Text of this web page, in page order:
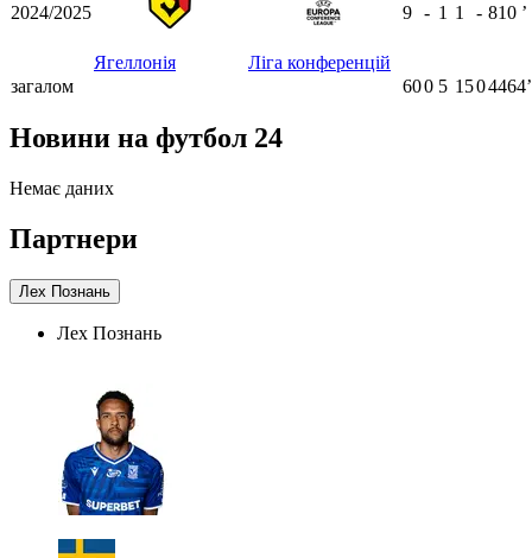
2024/2025
Ягеллонія Ліга конференцій
9 - 1 1 - 810 ʼ
загалом 600 5 1504464ʼ
Новини на футбол 24
Немає даних
Партнери
Лех Познань
Лех Познань